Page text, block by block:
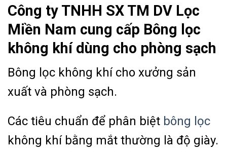
Công ty TNHH SX TM DV Lọc
Miền Nam cung cấp Bông lọc
không khí dùng cho phòng sạch
Bông lọc không khí cho xưởng sản
xuất và phòng sạch.
Các tiêu chuẩn để phân biệt bông lọc
không khí bằng mắt thường là độ giày.